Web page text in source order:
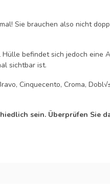
Sie brauchen also nicht
befindet sich jedoch eine
sichtbar ist.
Cinquecento, Croma,
sein. Überprüfen Sie